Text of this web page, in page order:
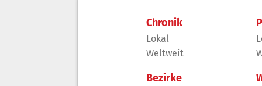
Chronik
Lokal
Weltweit
Bezirke